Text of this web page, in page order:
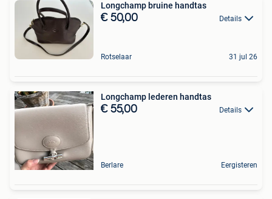
Longchamp bruine handtas
€ 50,00 Details
Rotselaar 31 jul 26
Longchamp lederen handtas
€ 55,00 Details
Berlare Eergisteren